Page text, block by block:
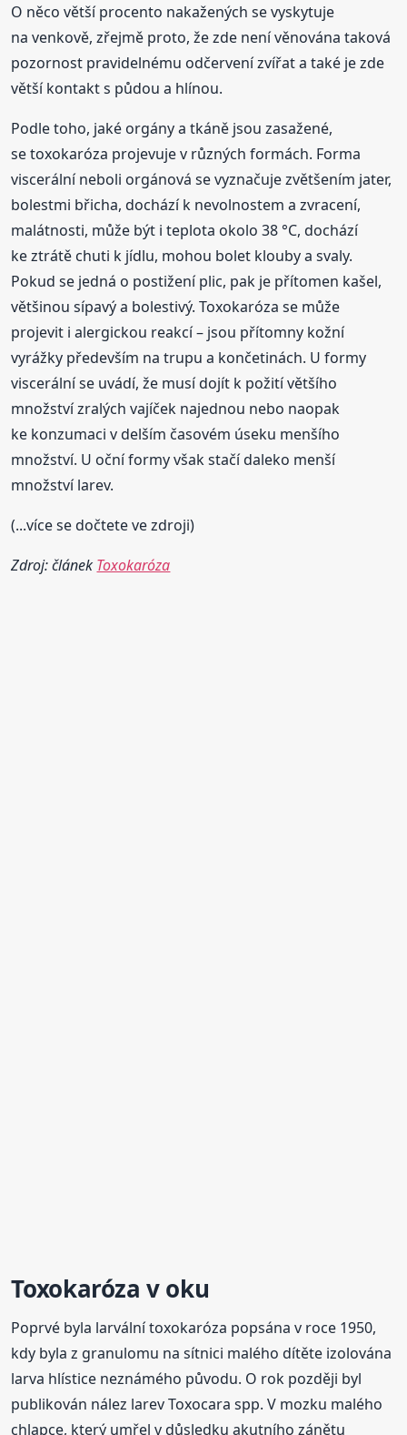
O něco větší procento nakažených se vyskytuje
na venkově, zřejmě proto, že zde není věnována taková
pozornost pravidelnému odčervení zvířat a také je zde
větší kontakt s půdou a hlínou.
Podle toho, jaké orgány a tkáně jsou zasažené,
se toxokaróza projevuje v různých formách. Forma
viscerální neboli orgánová se vyznačuje zvětšením jater,
bolestmi břicha, dochází k nevolnostem a zvracení,
malátnosti, může být i teplota okolo 38 °C, dochází
ke ztrátě chuti k jídlu, mohou bolet klouby a svaly.
Pokud se jedná o postižení plic, pak je přítomen kašel,
většinou sípavý a bolestivý. Toxokaróza se může
projevit i alergickou reakcí – jsou přítomny kožní
vyrážky především na trupu a končetinách. U formy
viscerální se uvádí, že musí dojít k požití většího
množství zralých vajíček najednou nebo naopak
ke konzumaci v delším časovém úseku menšího
množství. U oční formy však stačí daleko menší
množství larev.
(...více se dočtete ve zdroji)
Zdroj: článek Toxokaróza
Toxokaróza v oku
Poprvé byla larvální toxokaróza popsána v roce 1950,
kdy byla z granulomu na sítnici malého dítěte izolována
larva hlístice neznámého původu. O rok později byl
publikován nález larev Toxocara spp. V mozku malého
chlapce, který umřel v důsledku akutního zánětu